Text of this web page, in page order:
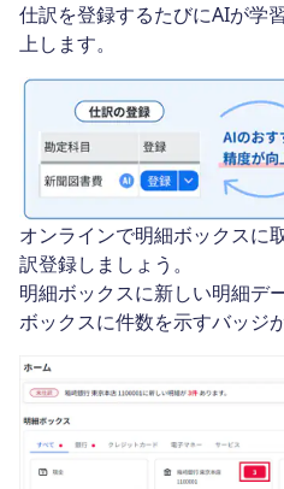
仕訳を登録するたびにAIが学
上します。
オンラインで明細ボックスに
訳登録しましょう。
明細ボックスに新しい明細デ
ボックスに件数を示すバッジ